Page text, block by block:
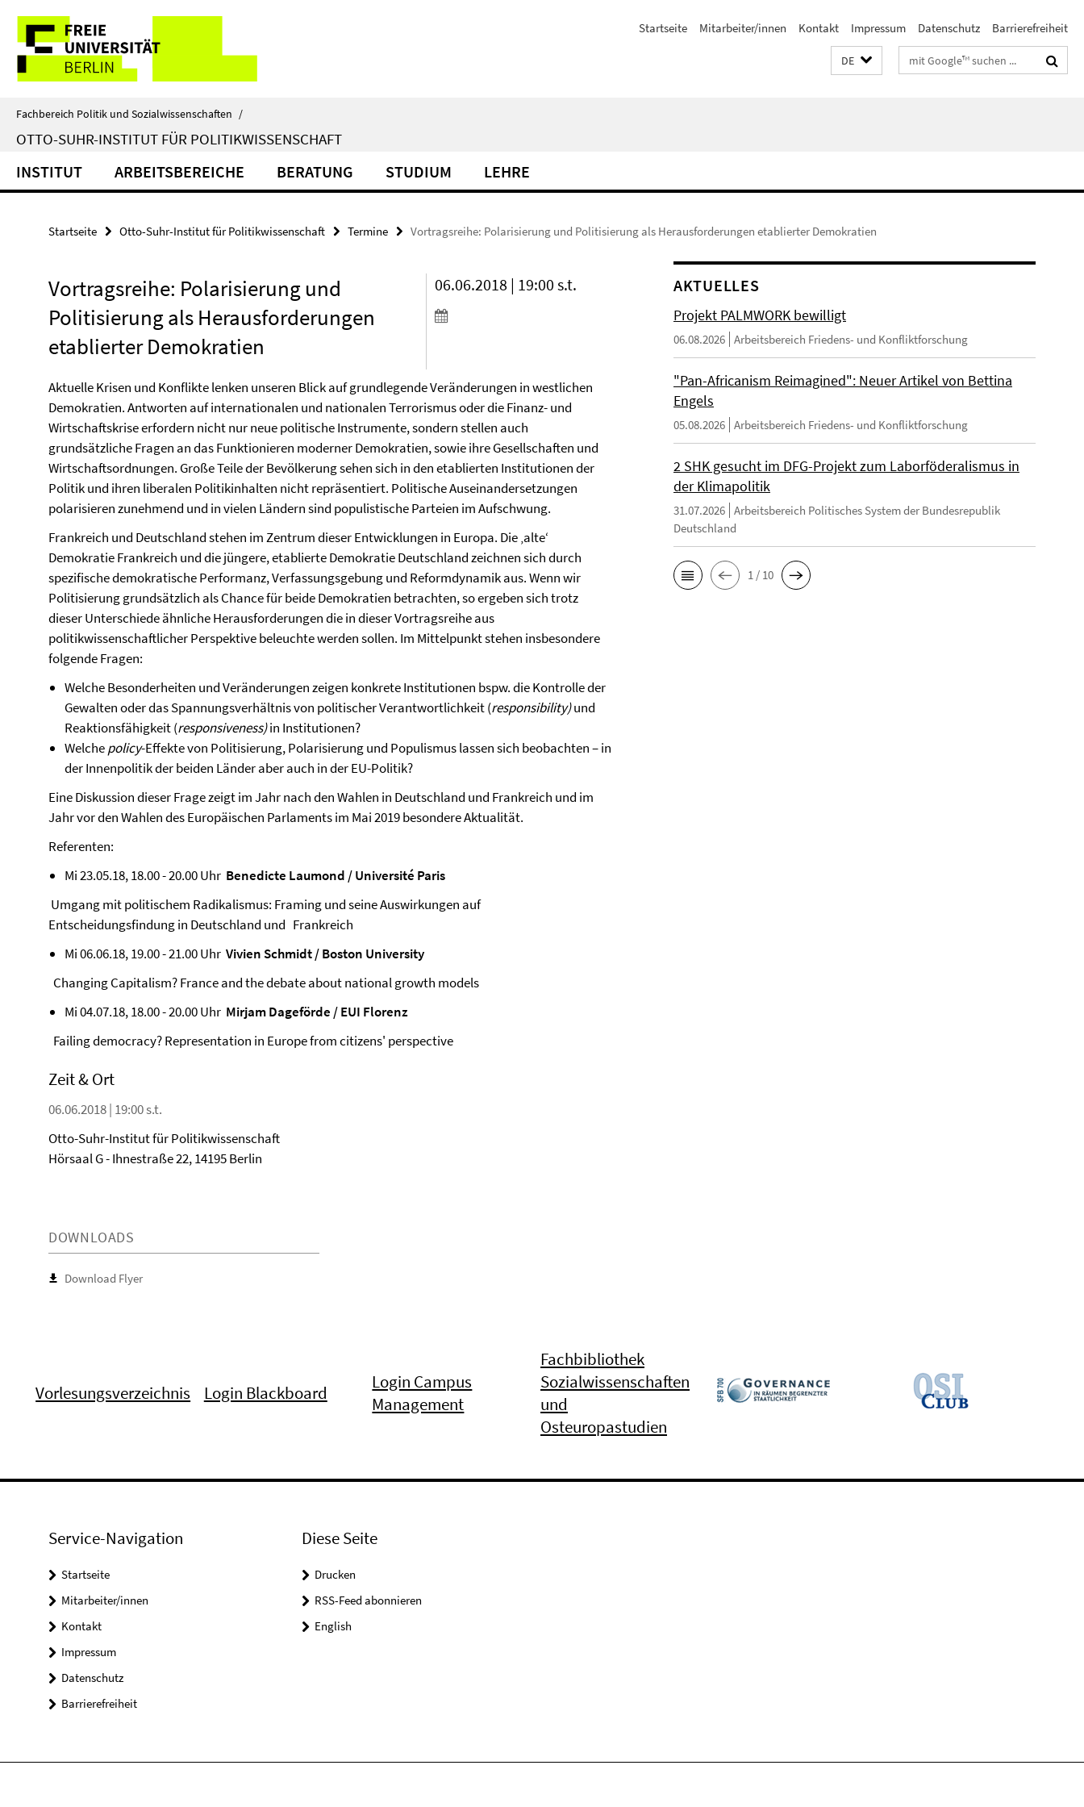
direkt
Inhalt
Service-
Navigation
Startseite Mitarbeiter/innen Kontakt Impressum Datenschutz Barrierefreiheit
DE Suchbegriffe
Fachbereich Politik und Sozialwissenschaften /
OTTO-SUHR-INSTITUT FÜR POLITIKWISSENSCHAFT
INSTITUT ARBEITSBEREICHE BERATUNG STUDIUM LEHRE
Startseite Otto-Suhr-Institut für Politikwissenschaft Termine Vortragsreihe: Polarisierung und Politisierung als Herausforderungen etablierter Demokratien
Vortragsreihe: Polarisierung und
Politisierung als Herausforderungen
etablierter Demokratien
06.06.2018 | 19:00 s.t.
Aktuelle Krisen und Konflikte lenken unseren Blick auf grundlegende Veränderungen in westlichen
Demokratien. Antworten auf internationalen und nationalen Terrorismus oder die Finanz- und
Wirtschaftskrise erfordern nicht nur neue politische Instrumente, sondern stellen auch
grundsätzliche Fragen an das Funktionieren moderner Demokratien, sowie ihre Gesellschaften und
Wirtschaftsordnungen. Große Teile der Bevölkerung sehen sich in den etablierten Institutionen der
Politik und ihren liberalen Politikinhalten nicht repräsentiert. Politische Auseinandersetzungen
polarisieren zunehmend und in vielen Ländern sind populistische Parteien im Aufschwung.
Frankreich und Deutschland stehen im Zentrum dieser Entwicklungen in Europa. Die ‚alte‘
Demokratie Frankreich und die jüngere, etablierte Demokratie Deutschland zeichnen sich durch
spezifische demokratische Performanz, Verfassungsgebung und Reformdynamik aus. Wenn wir
Politisierung grundsätzlich als Chance für beide Demokratien betrachten, so ergeben sich trotz
dieser Unterschiede ähnliche Herausforderungen die in dieser Vortragsreihe aus
politikwissenschaftlicher Perspektive beleuchte werden sollen. Im Mittelpunkt stehen insbesondere
folgende Fragen:
Welche Besonderheiten und Veränderungen zeigen konkrete Institutionen bspw. die Kontrolle der
Gewalten oder das Spannungsverhältnis von politischer Verantwortlichkeit (responsibility)und
Reaktionsfähigkeit (responsiveness)in Institutionen?
Welchepolicy-Effekte von Politisierung, Polarisierung und Populismus lassen sich beobachten – in
der Innenpolitik der beiden Länder aber auch in der EU-Politik?
Eine Diskussion dieser Frage zeigt im Jahr nach den Wahlen in Deutschland und Frankreich und im
Jahr vor den Wahlen des Europäischen Parlaments im Mai 2019 besondere Aktualität.
Referenten:
Mi 23.05.18, 18.00 - 20.00 Uhr Benedicte Laumond / Université Paris
Umgang mit politischem Radikalismus: Framing und seine Auswirkungen auf
Entscheidungsfindung in Deutschland und Frankreich
Mi 06.06.18, 19.00 - 21.00 Uhr Vivien Schmidt / Boston University
Changing Capitalism? France and the debate about national growth models
Mi 04.07.18, 18.00 - 20.00 Uhr Mirjam Dageförde / EUI Florenz
Failing democracy? Representation in Europe from citizens' perspective
Zeit & Ort
06.06.2018 | 19:00 s.t.
Otto-Suhr-Institut für Politikwissenschaft
Hörsaal G - Ihnestraße 22, 14195 Berlin
DOWNLOADS
Download Flyer
AKTUELLES
Projekt PALMWORK bewilligt
06.08.2026 Arbeitsbereich Friedens- und Konfliktforschung
"Pan-Africanism Reimagined": Neuer Artikel von Bettina
Engels
05.08.2026 Arbeitsbereich Friedens- und Konfliktforschung
2 SHK gesucht im DFG-Projekt zum Laborföderalismus in
der Klimapolitik
31.07.2026 Arbeitsbereich Politisches System der Bundesrepublik
Deutschland
1 / 10
Vorlesungsverzeichnis Login Blackboard
Login Campus
Management
Fachbibliothek
Sozialwissenschaften
und
Osteuropastudien
Service-Navigation
Startseite
Mitarbeiter/innen
Kontakt
Impressum
Datenschutz
Barrierefreiheit
Diese Seite
Drucken
RSS-Feed abonnieren
English